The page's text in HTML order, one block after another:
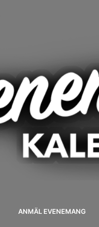
ANMÄL EVENEMANG